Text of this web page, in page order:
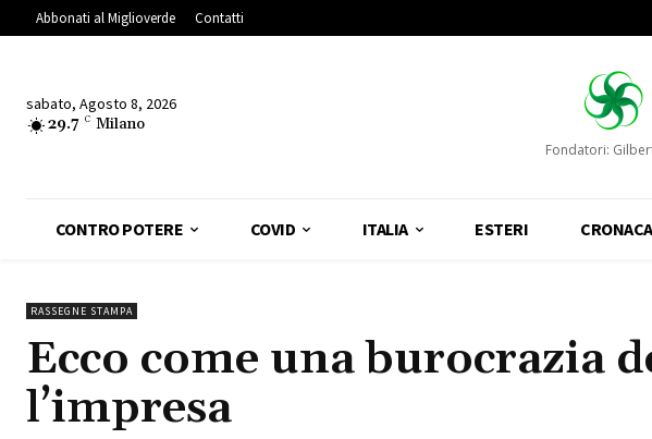
Abbonati al Miglioverde Contatti
sabato, Agosto 8, 2026
29.7 C Milano
Fondatori:
CONTRO POTERE COVID ITALIA ESTERI CRONACA
RASSEGNE STAMPA
Ecco come una burocrazia
l’impresa